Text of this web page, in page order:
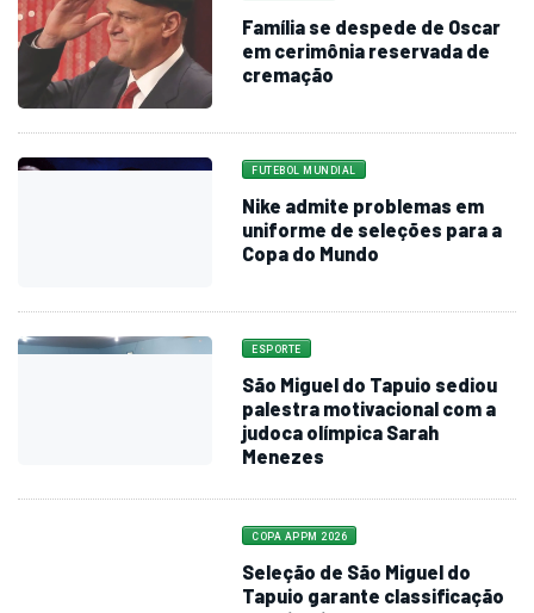
Família se despede de Oscar
em cerimônia reservada de
cremação
FUTEBOL MUNDIAL
Nike admite problemas em
uniforme de seleções para a
Copa do Mundo
ESPORTE
São Miguel do Tapuio sediou
palestra motivacional com a
judoca olímpica Sarah
Menezes
COPA APPM 2026
Seleção de São Miguel do
Tapuio garante classificação